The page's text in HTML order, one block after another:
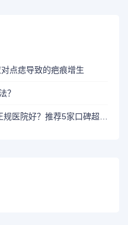
点痣导致的疤痕增生
？
点痣 长沙 长沙点痣去哪个正规医院好？推荐5家口碑超棒且价格实惠的好医院